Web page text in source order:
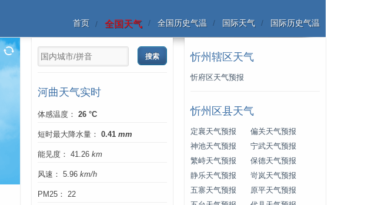
首页 全国天气 全国历史气温 国际天气 国际历史气温
河曲天气实时
体感温度： 26 °C
短时最大降水量： 0.41 mm
能见度： 41.26 km
风速： 5.96 km/h
PM25： 22
忻州辖区天气
忻府区天气预报
忻州区县天气
定襄天气预报
偏关天气预报
神池天气预报
宁武天气预报
繁峙天气预报
保德天气预报
静乐天气预报
岢岚天气预报
五寨天气预报
原平天气预报